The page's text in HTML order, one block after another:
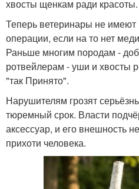
хвосты щенкам ради красоты.
Теперь ветеринары не имеют
операции, если на то нет
Раньше многим породам -
ротвейлерам - уши и хвосты
"так Принято".
Нарушителям грозят
тюремный срок. Власти
аксессуар, и его внешность
прихоти человека.